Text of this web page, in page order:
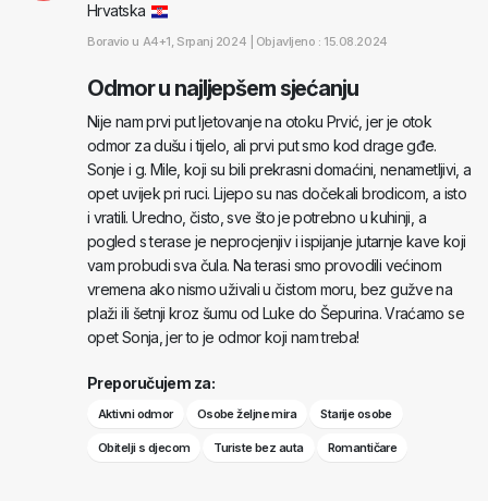
Hrvatska
Boravio u A4+1, Srpanj 2024 | Objavljeno : 15.08.2024
Odmor u najljepšem sjećanju
Nije nam prvi put ljetovanje na otoku Prvić, jer je otok
odmor za dušu i tijelo, ali prvi put smo kod drage gđe.
Sonje i g. Mile, koji su bili prekrasni domaćini, nenametljivi, a
opet uvijek pri ruci. Lijepo su nas dočekali brodicom, a isto
i vratili. Uredno, čisto, sve što je potrebno u kuhinji, a
pogled s terase je neprocjenjiv i ispijanje jutarnje kave koji
vam probudi sva čula. Na terasi smo provodili većinom
vremena ako nismo uživali u čistom moru, bez gužve na
plaži ili šetnji kroz šumu od Luke do Šepurina. Vraćamo se
opet Sonja, jer to je odmor koji nam treba!
Preporučujem za:
Aktivni odmor Osobe željne mira Starije osobe
Obitelji s djecom Turiste bez auta Romantičare